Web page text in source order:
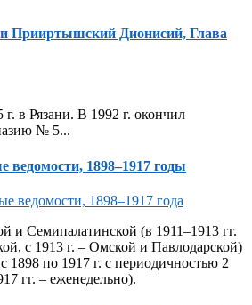
Прииртышский Дионисий, Глава
г. в Рязани. В 1992 г. окончил
№ 5...
1898–1917 годы
и Семипалатинской (в 1911–1913 гг.
с 1913 г. – Омской и Павлодарской)
1898 по 1917 г. с периодичностью 2
гг. – еженедельно).